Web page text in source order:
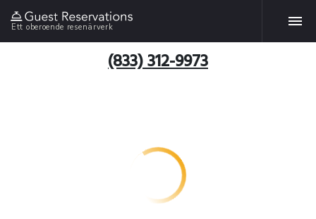
Ett oberoende resenärverk
(833) 312-9973